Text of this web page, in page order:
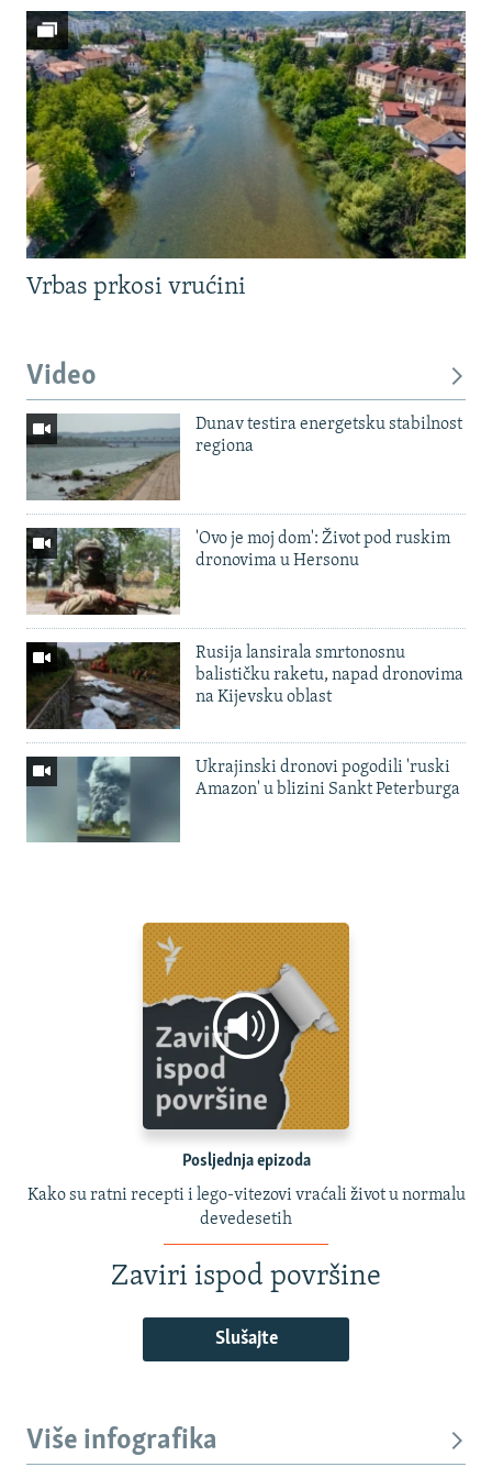
Vrbas prkosi vrućini
Video
Dunav testira energetsku stabilnost
regiona
'Ovo je moj dom': Život pod ruskim
dronovima u Hersonu
Rusija lansirala smrtonosnu
balističku raketu, napad dronovima
na Kijevsku oblast
Ukrajinski dronovi pogodili 'ruski
Amazon' u blizini Sankt Peterburga
Posljednja epizoda
Kako su ratni recepti i lego-vitezovi vraćali život u normalu
devedesetih
Zaviri ispod površine
Slušajte
Više infografika